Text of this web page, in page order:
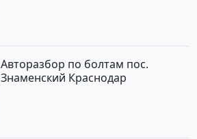
Авторазбор по болтам пос.
Знаменский Краснодар